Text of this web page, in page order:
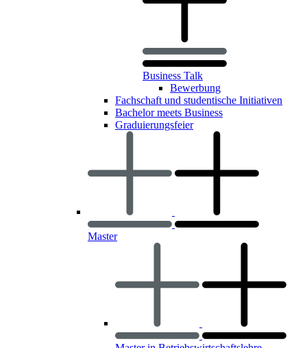
Business Talk
Bewerbung
Fachschaft und studentische Initiativen
Bachelor meets Business
Graduierungsfeier
Master